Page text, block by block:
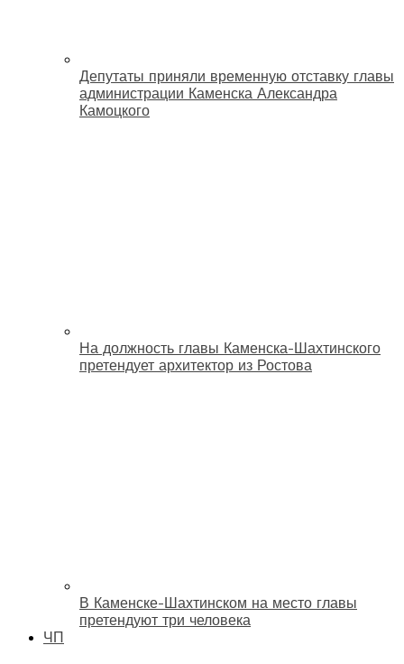
Депутаты приняли временную отставку главы
администрации Каменска Александра
Камоцкого
На должность главы Каменска-Шахтинского
претендует архитектор из Ростова
В Каменске-Шахтинском на место главы
претендуют три человека
ЧП